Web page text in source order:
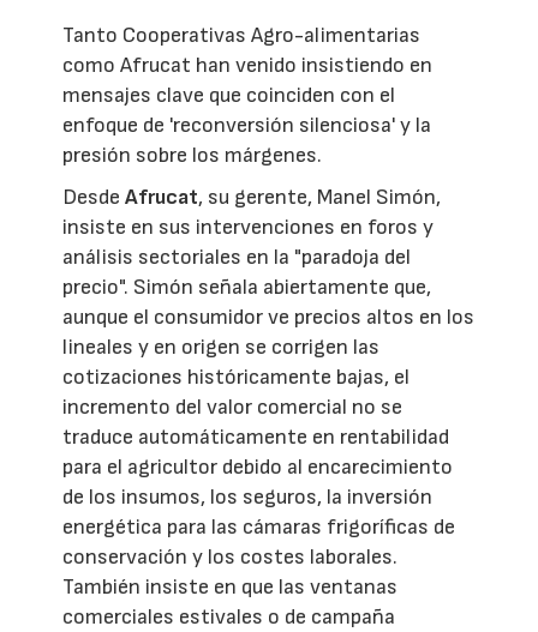
Tanto Cooperativas Agro-alimentarias
como Afrucat han venido insistiendo en
mensajes clave que coinciden con el
enfoque de 'reconversión silenciosa' y la
presión sobre los márgenes.
DesdeAfrucat, su gerente, Manel Simón,
insiste en sus intervenciones en foros y
análisis sectoriales en la "paradoja del
precio". Simón señala abiertamente que,
aunque el consumidor ve precios altos en los
lineales y en origen se corrigen las
cotizaciones históricamente bajas, el
incremento del valor comercial no se
traduce automáticamente en rentabilidad
para el agricultor debido al encarecimiento
de los insumos, los seguros, la inversión
energética para las cámaras frigoríficas de
conservación y los costes laborales.
También insiste en que las ventanas
comerciales estivales o de campaña